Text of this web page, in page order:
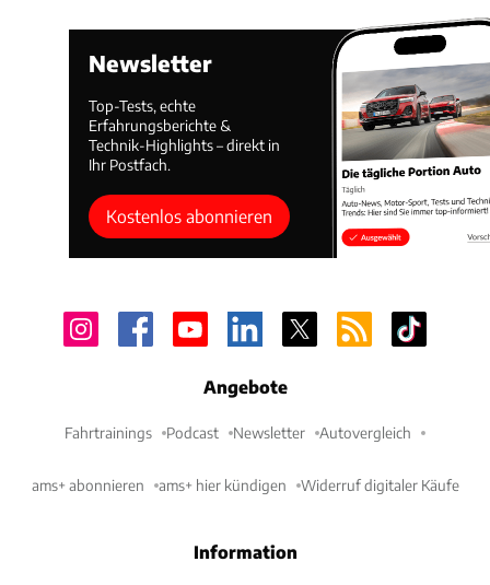
Newsletter
Top-Tests, echte
Erfahrungsberichte &
Technik-Highlights – direkt in
Ihr Postfach.
Kostenlos abonnieren
Angebote
Fahrtrainings Podcast Newsletter Autovergleich
ams+ abonnieren ams+ hier kündigen Widerruf digitaler Käufe
Information